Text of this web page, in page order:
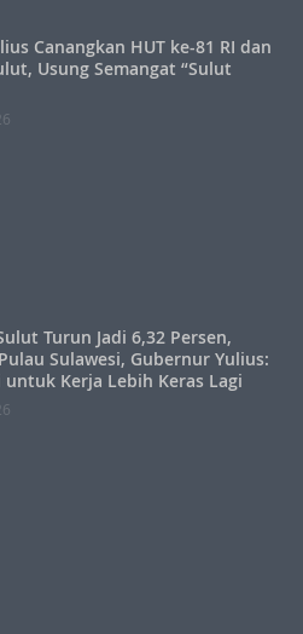
Canangkan HUT ke-81 RI dan
Usung Semangat “Sulut
Turun Jadi 6,32 Persen,
Sulawesi, Gubernur Yulius:
untuk Kerja Lebih Keras Lagi